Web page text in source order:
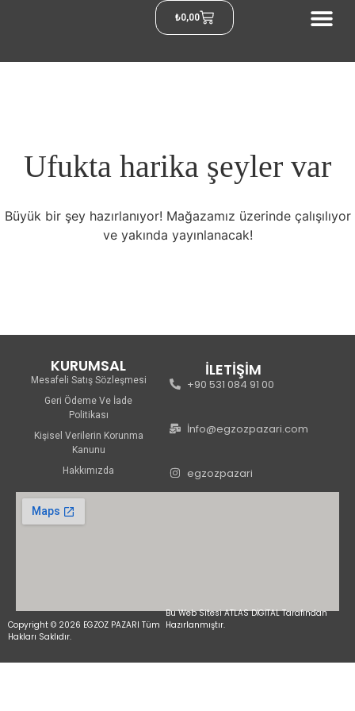
₺0,00
Ufukta harika şeyler var
Büyük bir şey hazırlanıyor! Mağazamız üzerinde çalışılıyor
ve yakında yayınlanacak!
KURUMSAL
Mesafeli Satış Sözleşmesi
Geri Ödeme Ve İade
Politikası
Kişisel Verilerin Korunma
Kanunu
Hakkımızda
İLETİŞİM
+90 531 084 91 00
İnfo@egzozpazari.com
egzozpazari
Copyright © 2026 EGZOZ PAZARI Tüm
Hakları Saklıdır.
Bu Web Sitesi ATLAS DİGİTAL Tarafından
Hazırlanmıştır.